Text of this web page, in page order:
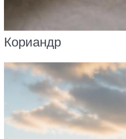
Кориандр